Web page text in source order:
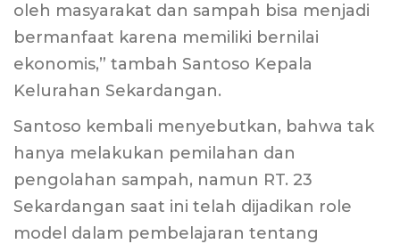
oleh masyarakat dan sampah bisa menjadi
bermanfaat karena memiliki bernilai
ekonomis,” tambah Santoso Kepala
Kelurahan Sekardangan.
Santoso kembali menyebutkan, bahwa tak
hanya melakukan pemilahan dan
pengolahan sampah, namun RT. 23
Sekardangan saat ini telah dijadikan role
model dalam pembelajaran tentang